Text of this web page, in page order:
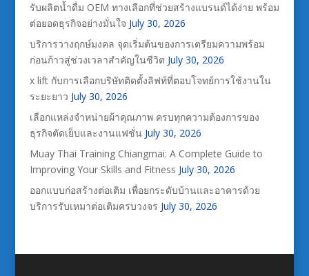
รับผลิตน้ำดื่ม OEM ทางเลือกที่ช่วยสร้างแบรนด์ได้ง่าย พร้อม
ต่อยอดธุรกิจอย่างมั่นใจ July 30, 2026
บริการวางฤกษ์มงคล จุดเริ่มต้นของการเตรียมความพร้อม
ก่อนก้าวสู่ช่วงเวลาสำคัญในชีวิต July 30, 2026
x lift กับการเลือกบริษัทติดตั้งลิฟท์ที่ตอบโจทย์การใช้งานใน
ระยะยาว July 30, 2026
เลือกแหล่งจำหน่ายผ้าคุณภาพ ครบทุกความต้องการของ
ธุรกิจตัดเย็บและงานแฟชั่น July 30, 2026
Muay Thai Training Chiangmai: A Complete Guide to
Improving Your Skills and Fitness July 30, 2026
ออกแบบก่อสร้างต่อเติม เพื่อยกระดับบ้านและอาคารด้วย
บริการรับเหมาต่อเติมครบวงจร July 30, 2026